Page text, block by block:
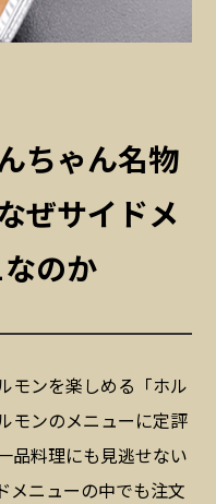
ちゃん名物
ぜサイドメ
のか
モンを楽しめる「ホル
モンのメニューに定評
品料理にも見逃せない
メニューの中でも注文